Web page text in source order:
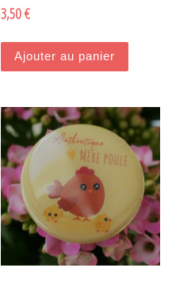
3,50€
Ajouter au panier